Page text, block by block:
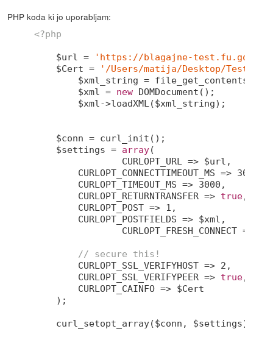
PHP koda ki jo uporabljam:
<?php
    $url =
'https://blagajne-
    $Cert =
'/Users/matija/Desktop/
	$xml_string = file_get_contents(
	$xml =
new DOMDocument();
    $conn = curl_init();
    $settings =
array(
        CURLOPT_CONNECTTIMEOUT_MS =>
3000
        CURLOPT_TIMEOUT_MS =>
3000 ,
        CURLOPT_RETURNTRANSFER =>
true,
        CURLOPT_POST =>
1 ,
        CURLOPT_POSTFIELDS => $xml,
		CURLOPT_FRESH_CONNECT =>
// secure this!
        CURLOPT_SSL_VERIFYHOST =>
2 ,
        CURLOPT_SSL_VERIFYPEER =>
true,
        CURLOPT_CAINFO => $Cert
    );
    curl_setopt_array($conn, $settings);